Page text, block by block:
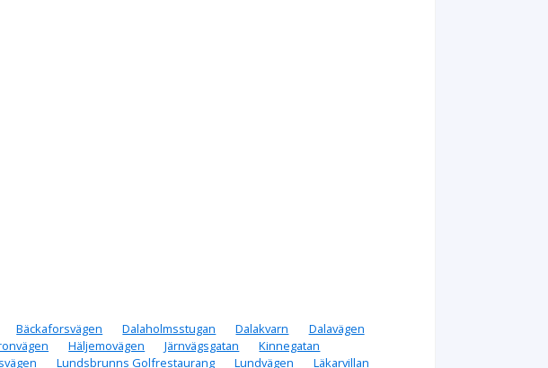
Bäckaforsvägen Dalaholmsstugan Dalakvarn
Dalavägen
Häljemovägen Järnvägsgatan
Kinnegatan
Lundsbrunns Golfrestaurang Lundvägen
Läkarvillan